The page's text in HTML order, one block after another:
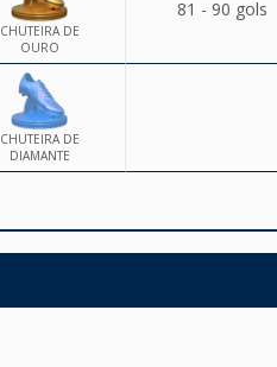
CHUTEIRA DE
OURO
81 - 90 gols
CHUTEIRA DE
DIAMANTE